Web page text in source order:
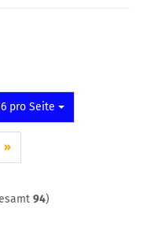
pro Seite
»
94)